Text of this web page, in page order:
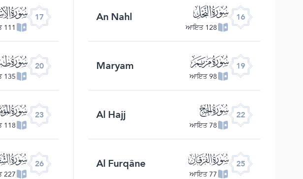
16 ﮜ
128 ਆਇਤ
An Nahl
17
111 ਆਇਤ
19 ﮟ
98 ਆਇਤ
Maryam
20
135 ਆਇਤ
22 ﮢ
78 ਆਇਤ
Al Hajj
23
118 ਆਇਤ
25 ﮥ
77 ਆਇਤ
Al Furqâne
26
227 ਆਇਤ